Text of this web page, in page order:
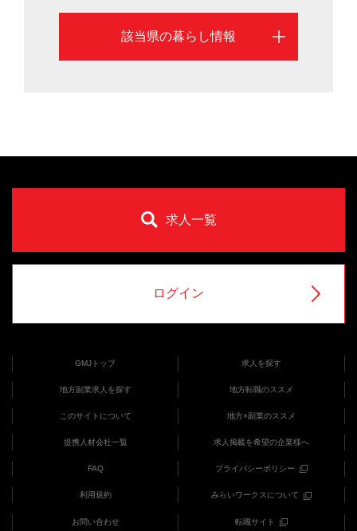
該当県の暮らし情報
求人一覧
ログイン
GMJトップ 求人を探す
地方副業求人を探す 地方転職のススメ
このサイトについて 地方×副業のススメ
提携人材会社一覧 求人掲載を希望の企業様へ
FAQ プライバシーポリシー
利用規約 みらいワークスについて
お問い合わせ 転職サイト